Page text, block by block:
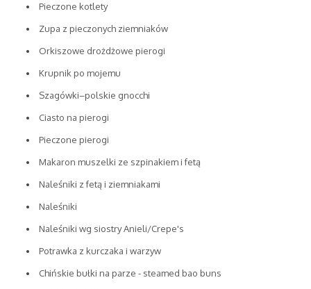
Pieczone kotlety
Zupa z pieczonych ziemniaków
Orkiszowe drożdżowe pierogi
Krupnik po mojemu
Szagówki–polskie gnocchi
Ciasto na pierogi
Pieczone pierogi
Makaron muszelki ze szpinakiem i fetą
Naleśniki z fetą i ziemniakami
Naleśniki
Naleśniki wg siostry Anieli/Crepe's
Potrawka z kurczaka i warzyw
Chińskie bułki na parze - steamed bao buns